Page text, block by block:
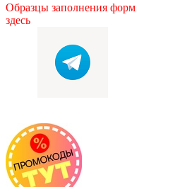
Образцы заполнения форм
здесь